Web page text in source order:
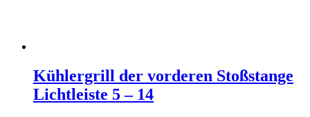
Kühlergrill der vorderen Stoßstange
Lichtleiste 5 – 14